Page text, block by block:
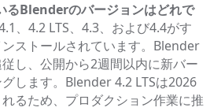
るBlenderのバージョンはどれで
、4.2 LTS、4.3、および4.4がす
ストールされています。Blender
し、公開から2週間以内に新バー
します。Blender 4.2 LTSは2026
るため、プロダクション作業に推